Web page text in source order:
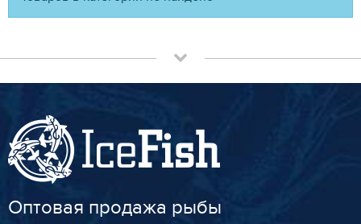
Оптовая продажа рыбы